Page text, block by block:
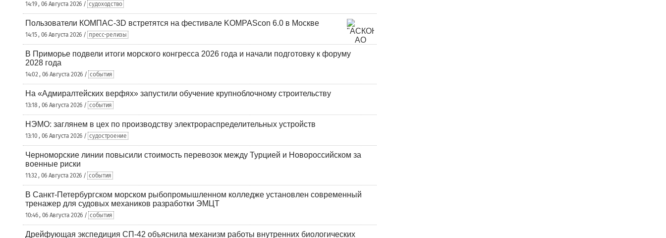
14:19 , 06 Августа 2026 / судоходство
Пользователи КОМПАС-3D встретятся на фестивале KOMPAScon 6.0 в Москве
14:15 , 06 Августа 2026 / пресс-релизы
В Приморье подвели итоги морского конгресса 2026 года и начали подготовку к форуму
2028 года
14:02 , 06 Августа 2026 / события
На «Адмиралтейских верфях» запустили обучение крупноблочному строительству
13:18 , 06 Августа 2026 / события
НЭМО: заглянем в цех по производству электрораспределительных устройств
13:10 , 06 Августа 2026 / судостроение
Черноморские линии повысили стоимость перевозок между Турцией и Новороссийском за
военные риски
11:32 , 06 Августа 2026 / события
В Санкт-Петербургском морском рыбопромышленном колледже установлен современный
тренажер для судовых механиков разработки ЭМЦТ
10:46 , 06 Августа 2026 / события
Дрейфующая экспедиция СП-42 объяснила механизм работы внутренних биологических